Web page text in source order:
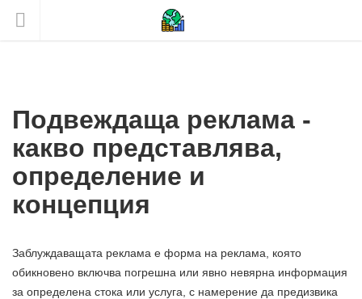
Подвеждаща реклама -
какво представлява,
определение и
концепция
Заблуждаващата реклама е форма на реклама, която
обикновено включва погрешна или явно невярна информация
за определена стока или услуга, с намерение да предизвика